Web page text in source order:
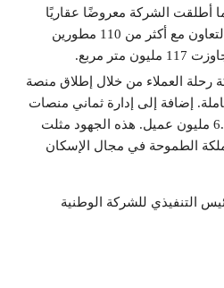
بحلول نهاية 2023. كما أطلقت الشركة معروضًا عقاريًا
تجاوز 100 ألف وحدة سكنية بالتعاون مع أكثر من 110 مطورين
مربع.
العملاء من خلال إطلاق منصة
إضافة إلى إدارة ثماني منصات
مختلفة استفاد منها أكثر من 6.6 مليون عميل. هذه الجهود مثلت
الطموحة في مجال الإسكان